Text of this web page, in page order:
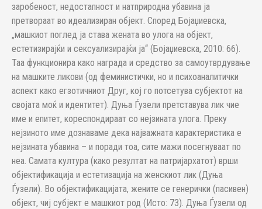
заробеност, недостапност и натприродна убавина ја
претвораат во идеализиран објект. Според Бојаџиевска,
„машкиот поглед ја става жената во улога на објект,
естетизирајќи и сексуализирајќи ја“ (Бојаџиевска, 2010: 66).
Таа функционира како награда и средство за самоутврдување
на машките ликови (од феминистички, но и психоаналитички
аспект како егзотичниот Друг, кој го потсетува субјектот на
својата моќ и идентитет). Дуња Ѓузели претставува лик чие
име и епитет, кореспондираат со нејзината улога. Преку
нејзиното име дознаваме дека најважната карактеристика е
нејзината убавина – и поради тоа, сите мажи посегнуваат по
неа. Самата култура (како резултат на патријархатот) врши
објектификација и естетизација на женскиот лик (Дуња
Ѓузели). Во објектификацијата, жените се генерички (пасивен)
објект, чиј субјект е машкиот род (Исто: 73). Дуња Ѓузели од